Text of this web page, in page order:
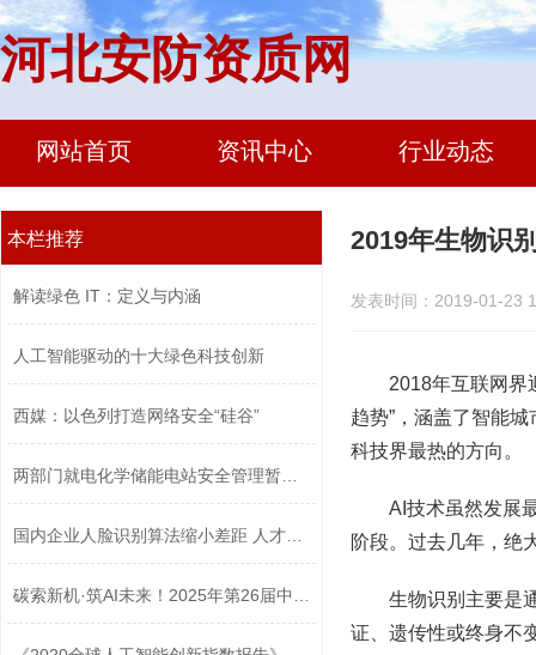
河北安防资质网
网站首页 资讯中心 行业动态
本栏推荐
解读绿色 IT：定义与内涵
人工智能驱动的十大绿色科技创新
西媒：以色列打造网络安全“硅谷”
2019年生物识
发表时间：2019-01-23
2018年互联网界
趋势”，涵盖了智能
科技界最热的方向。
AI技术虽然发展
阶段。过去几年，绝
生物识别主要是
证、遗传性或终身不